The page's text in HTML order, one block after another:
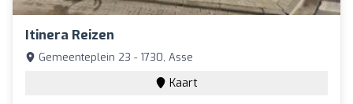
Itinera Reizen
Gemeenteplein 23 - 1730, Asse
Kaart